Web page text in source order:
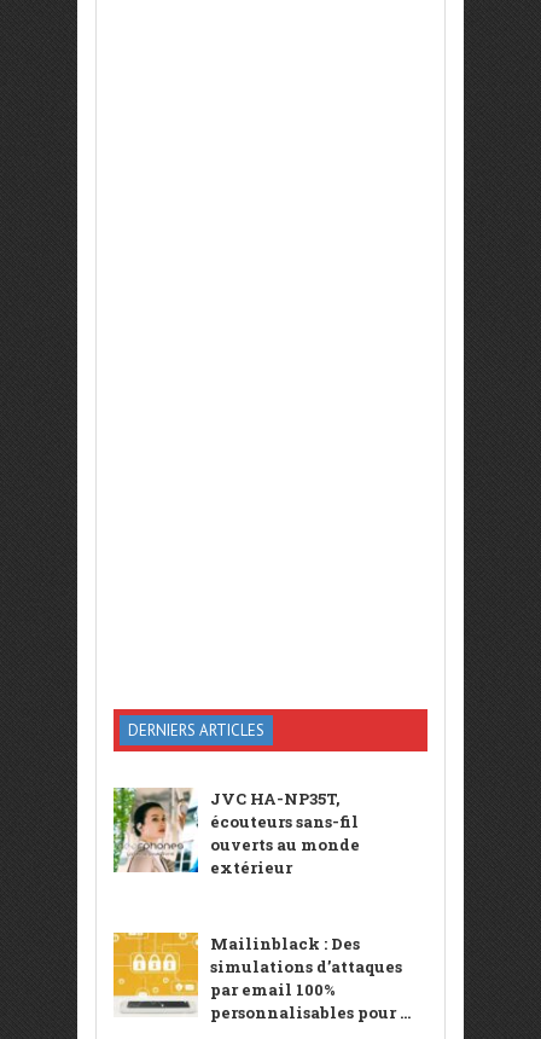
DERNIERS ARTICLES
JVC HA-NP35T,
écouteurs sans-fil
ouverts au monde
extérieur
Mailinblack : Des
simulations d’attaques
par email 100%
personnalisables pour ...